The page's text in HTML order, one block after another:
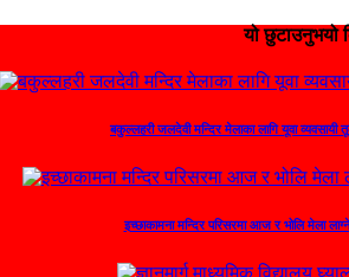
यो छुटाउनुभयो
बकुल्लहरी जलदेवी मन्दिर मेलाका लागि यूवा व्यवसायी
इच्छाकामना मन्दिर परिसरमा आज र भोलि मेला